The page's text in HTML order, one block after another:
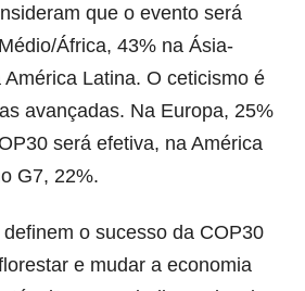
que o evento será
África, 43% na Ásia-
Latina. O ceticismo é
avançadas. Na Europa, 25%
será efetiva, na América
G7, 22%.
o sucesso da COP30
e mudar a economia